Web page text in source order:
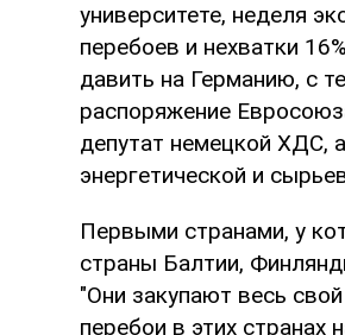
университете, неделя
перебоев и нехватки
давить на Германию, с
распоряжение
депутат немецкой ХДС,
энергетической и
Первыми странами, у
страны Балтии,
"Они закупают весь
перебои в этих странах